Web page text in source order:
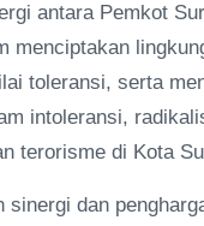
antara Pemkot
menciptakan
toleransi, serta
intoleransi,
terorisme di Kota
sinergi dan